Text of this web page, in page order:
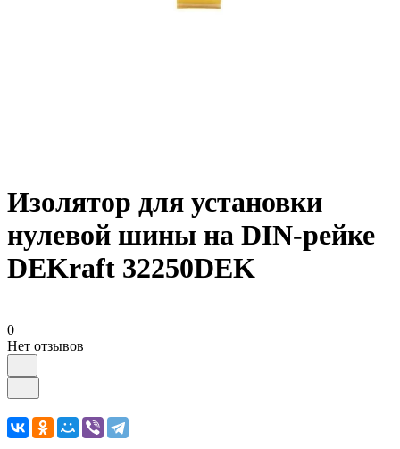
Изолятор для установки
нулевой шины на DIN-рейке
DEKraft 32250DEK
0
Нет отзывов